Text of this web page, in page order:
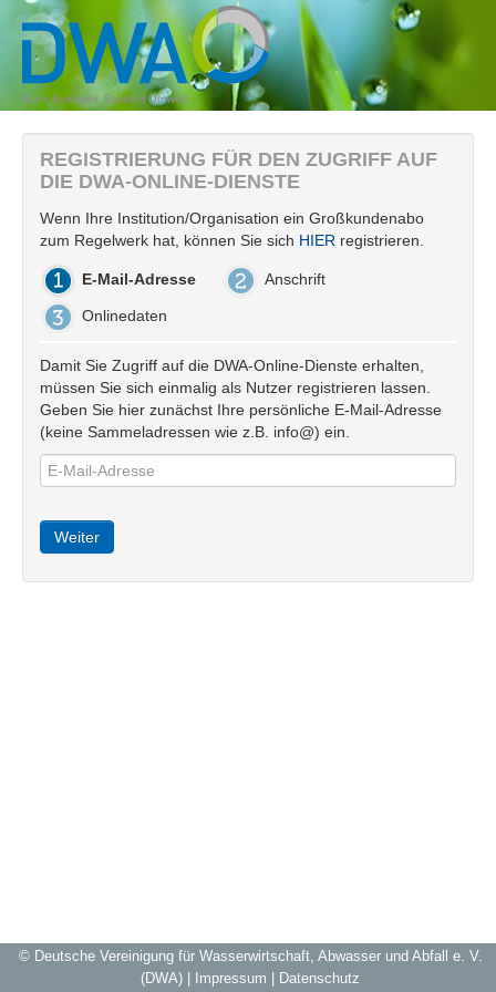
REGISTRIERUNG FÜR DEN ZUGRIFF AUF
DIE DWA-ONLINE-DIENSTE
Wenn Ihre Institution/Organisation ein Großkundenabo
zum Regelwerk hat, können Sie sich HIER registrieren.
E-Mail-Adresse Anschrift
Onlinedaten
Damit Sie Zugriff auf die DWA-Online-Dienste erhalten,
müssen Sie sich einmalig als Nutzer registrieren lassen.
Geben Sie hier zunächst Ihre persönliche E-Mail-Adresse
(keine Sammeladressen wie z.B. info@) ein.
© Deutsche Vereinigung für Wasserwirtschaft, Abwasser und Abfall e. V.
(DWA) |
Impressum Datenschutz